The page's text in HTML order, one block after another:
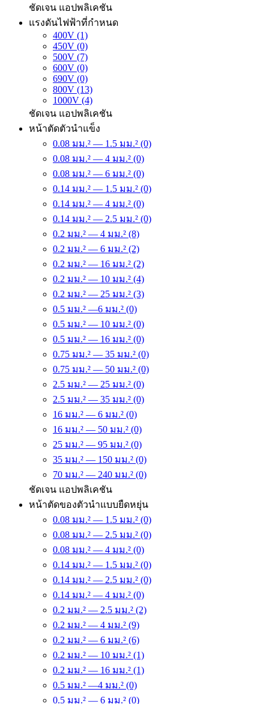
ชัดเจน แอปพลิเคชัน
แรงดันไฟฟ้าที่กำหนด
400V (1)
450V (0)
500V (7)
600V (0)
690V (0)
800V (13)
1000V (4)
ชัดเจน แอปพลิเคชัน
หน้าตัดตัวนำแข็ง
0.08 มม.² — 1.5 มม.² (0)
0.08 มม.² — 4 มม.² (0)
0.08 มม.² — 6 มม.² (0)
0.14 มม.² — 1.5 มม.² (0)
0.14 มม.² — 4 มม.² (0)
0.14 มม.² — 2.5 มม.² (0)
0.2 มม.² — 4 มม.² (8)
0.2 มม.² — 6 มม.² (2)
0.2 มม.² — 16 มม.² (2)
0.2 มม.² — 10 มม.² (4)
0.2 มม.² — 25 มม.² (3)
0.5 มม.² —6 มม.² (0)
0.5 มม.² — 10 มม.² (0)
0.5 มม.² — 16 มม.² (0)
0.75 มม.² — 35 มม.² (0)
0.75 มม.² — 50 มม.² (0)
2.5 มม.² — 25 มม.² (0)
2.5 มม.² — 35 มม.² (0)
16 มม.² — 6 มม.² (0)
16 มม.² — 50 มม.² (0)
25 มม.² — 95 มม.² (0)
35 มม.² — 150 มม.² (0)
70 มม.² — 240 มม.² (0)
ชัดเจน แอปพลิเคชัน
หน้าตัดของตัวนำแบบยืดหยุ่น
0.08 มม.² — 1.5 มม.² (0)
0.08 มม.² — 2.5 มม.² (0)
0.08 มม.² — 4 มม.² (0)
0.14 มม.² — 1.5 มม.² (0)
0.14 มม.² — 2.5 มม.² (0)
0.14 มม.² — 4 มม.² (0)
0.2 มม.² — 2.5 มม.² (2)
0.2 มม.² — 4 มม.² (9)
0.2 มม.² — 6 มม.² (6)
0.2 มม.² — 10 มม.² (1)
0.2 มม.² — 16 มม.² (1)
0.5 มม.² —4 มม.² (0)
0.5 มม.² — 6 มม.² (0)